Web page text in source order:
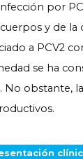
por
y de la
a PCV2
se ha
obstante,